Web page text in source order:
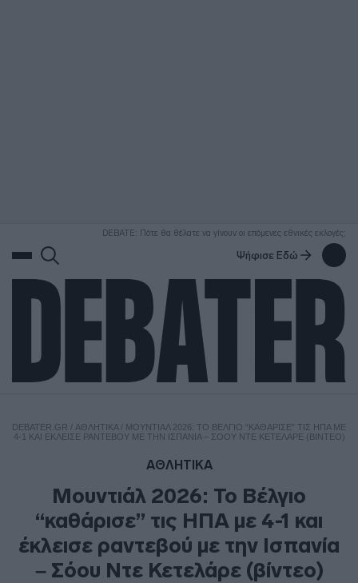
DEBATE: Πότε θα θέλατε να γίνουν οι επόμενες εθνικές εκλογές;
Ψήφισε Εδώ
DEBATER.GR / ΑΘΛΗΤΙΚΑ/ ΜΟΥΝΤΙΆΛ 2026: ΤΟ ΒΈΛΓΙΟ “ΚΑΘΆΡΙΣΕ” ΤΙΣ ΗΠΑ ΜΕ
4-1 ΚΑΙ ΈΚΛΕΙΣΕ ΡΑΝΤΕΒΟΎ ΜΕ ΤΗΝ ΙΣΠΑΝΊΑ – ΣΌΟΥ ΝΤΕ ΚΕΤΕΛΆΡΕ (ΒΊΝΤΕΟ)
ΑΘΛΗΤΙΚΑ
Μουντιάλ 2026: Το Βέλγιο
“καθάρισε” τις ΗΠΑ με 4-1 και
έκλεισε ραντεβού με την Ισπανία
– Σόου Ντε Κετελάρε (βίντεο)